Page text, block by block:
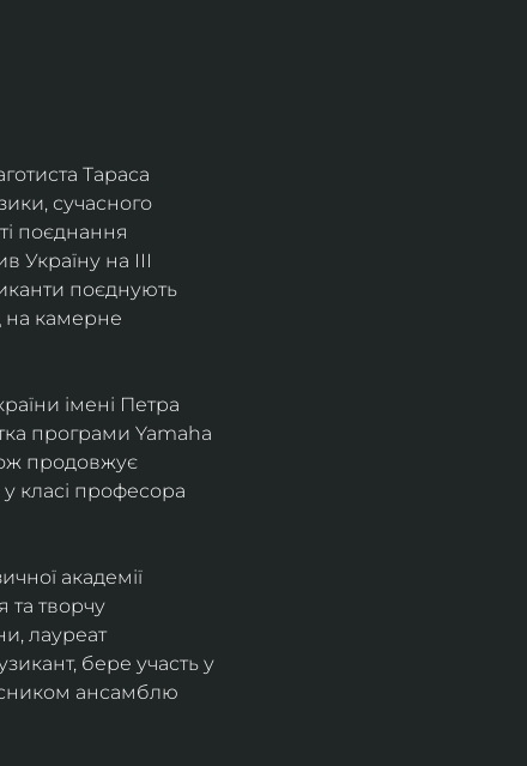
Тараса
сучасного
поєднання
на ІІІ
поєднують
на камерне
імені Петра
програми Yamaha
продовжує
класі професора
академії
та творчу
лауреат
бере участь у
ансамблю